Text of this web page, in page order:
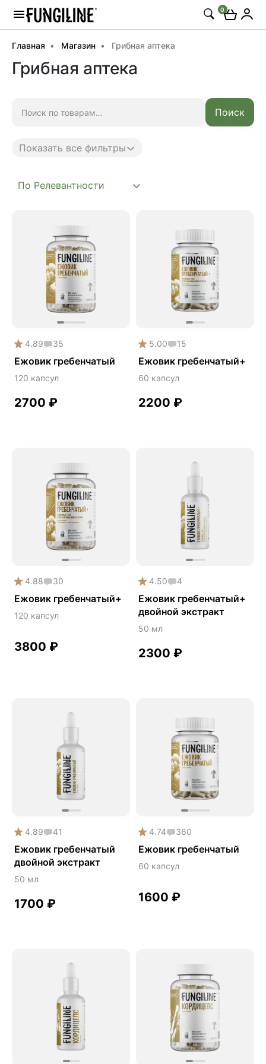
0
Главная Магазин Грибная аптека
Грибная аптека
Поиск
Показать все фильтры
Complex
Daily
Mushroom
Phyto
Premium
Solution
Акция
Антипаразит
Антистресс
Гормональный баланс
Готу кола
Деменция
Детокс
Дикий ямс
Желчегонное
Женское здоровье
Зависимости
Защита печени
Здоровье легких
Здоровье почек
Йохимбе
Каштан конский
Китайский кордицепс
Кордицепс
Крепкие кости
Лимонник китайский
Онколинейка
Онкопротектор
Орех чёрный
Острое зрение
4.89 35
Ежовик гребенчатый
120 капсул
2700 ₽
5.00 15
Ежовик гребенчатый+
60 капсул
2200 ₽
4.88 30
Ежовик гребенчатый+
120 капсул
3800 ₽
4.50 4
Ежовик гребенчатый+
двойной экстракт
50 мл
2300 ₽
4.89 41
Ежовик гребенчатый
двойной экстракт
50 мл
1700 ₽
4.74 360
Ежовик гребенчатый
60 капсул
1600 ₽